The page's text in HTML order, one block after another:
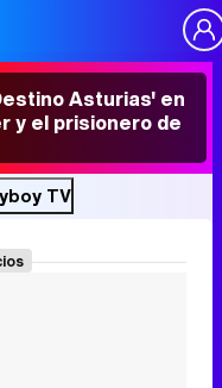
Asturias' en
y el prisionero de
TV